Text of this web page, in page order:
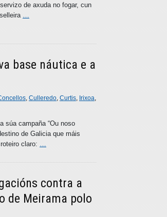
de axuda no fogar, cun
…
base náutica e a
, Culleredo, Curtis, Irixoa,
súa campaña “Ou noso
de Galicia que máis
claro: …
contra a
de Meirama polo